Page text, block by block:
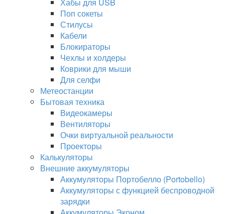
Поп сокеты
Стилусы
Кабели
Блокираторы
Чехлы и холдеры
Коврики для мыши
Для селфи
Метеостанции
Бытовая техника
Видеокамеры
Вентиляторы
Очки виртуальной реальности
Проекторы
Калькуляторы
Внешние аккумуляторы
Аккумуляторы Портобелло (Portobello)
Аккумуляторы с функцией беспроводной
зарядки